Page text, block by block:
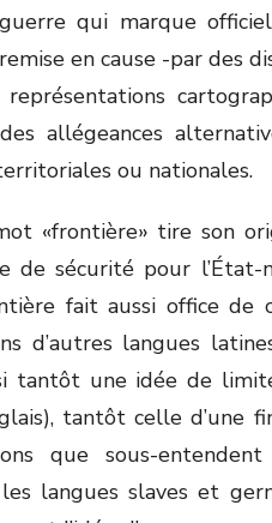
qui marque
remise en cause -par des
allégeances
ou nationales.
«frontière» tire son
de sécurité pour
fait aussi office de
d’autres langues
tantôt une idée de
tantôt celle d’une
que sous-
les langues slaves et